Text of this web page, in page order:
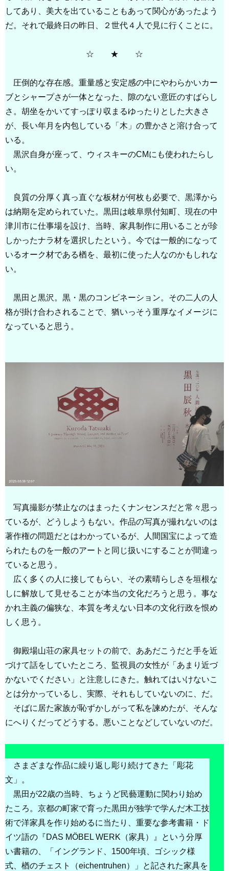
してあり、美大を出ていることもあって関心があったよう
だ。それで最終日の昨日、２世代４人で見に行くことに。
☆ ★ ☆
圧倒的な存在感。重量感と安定感の中にやわらかいカー
ブとシャープさが一体となった、隙のない意匠のすばらし
さ。胡坐をかいてすっぽり収まるゆったりとした大きさ
が、長い年月を内包している「木」の豊かさと溶け合って
いる。
黒沢自身が座って、ウィスキーのCMにも使われたらし
い。
良質の分厚く真っ直ぐな板材が何枚も必要で、黒澤から
は納期を定められていた。黒田は岐阜県付知町、現在の中
津川市に仕事場を設け、当時、家具制作に用いることが珍
しかったナラ材を選択したという。今では一般的になって
いるオーク材である楢を、最初に使った人なのかもしれな
い。
黒田と黒沢。黒・黒のコンビネーション。その二人の人
格が掛け合わされることで、猶いっそう重厚なイメージに
なっていると思う。
写真撮影が禁止なのはまったくナンセンスだと常々思っ
ているが、どうしようもない。作品の写真が撮れないのは
著作権の問題だとはわかっているが、人間国宝によって造
られたものを一般のアートと同じ扱いにすることが間違っ
ていると思う。
広く多くの人に接してもらい、その素晴らしさを垣根な
しに解放して見せることが本当の文化だろうと思う。事な
かれ主義の偏狭な、本質を考えない日本の文化行政を恨め
しく思う。
御殿場山荘の家具セットの前で、ああだこうだと手を近
づけて話をしていたところ、監視員の女性が「あまり近づ
かないでください」と注意しにきた。触れてはいけないこ
とは分かっているし、実際、それもしていないのに、だ。
そばに居た家族が恥ずかしがって私を諫めたが、そんな
にへりくだってどうする。悪いことなどしていないのだ。
さまざまな作品に繰り返し彫り続けてきた「彫花
文」。
黒田が22歳の当時、ちょうど民藝運動に関わり始め
たころ。京都の町家で育った黒田が独学で学んだ木工技
術で洋家具を作り始めるに当たり、重要な参考書籍・ド
イツ語の『DAS MÖBEL WERK（家具）』という分厚
い書籍の、「イングランド、1500年頃、ゴシック様
式、楢のチェスト（eichentruhen）」と記された家具を